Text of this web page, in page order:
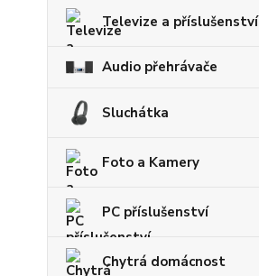
Televize a příslušenství
Audio přehrávače
Sluchátka
Foto a Kamery
PC příslušenství
Chytrá domácnost